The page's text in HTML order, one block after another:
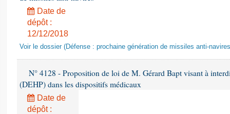
Date de
dépôt :
12/12/2018
Voir le dossier (Défense : prochaine génération de missiles anti-
N° 4128 - Proposition de loi de M. Gérard Bapt visant à
(DEHP) dans les dispositifs médicaux
Date de
dépôt :